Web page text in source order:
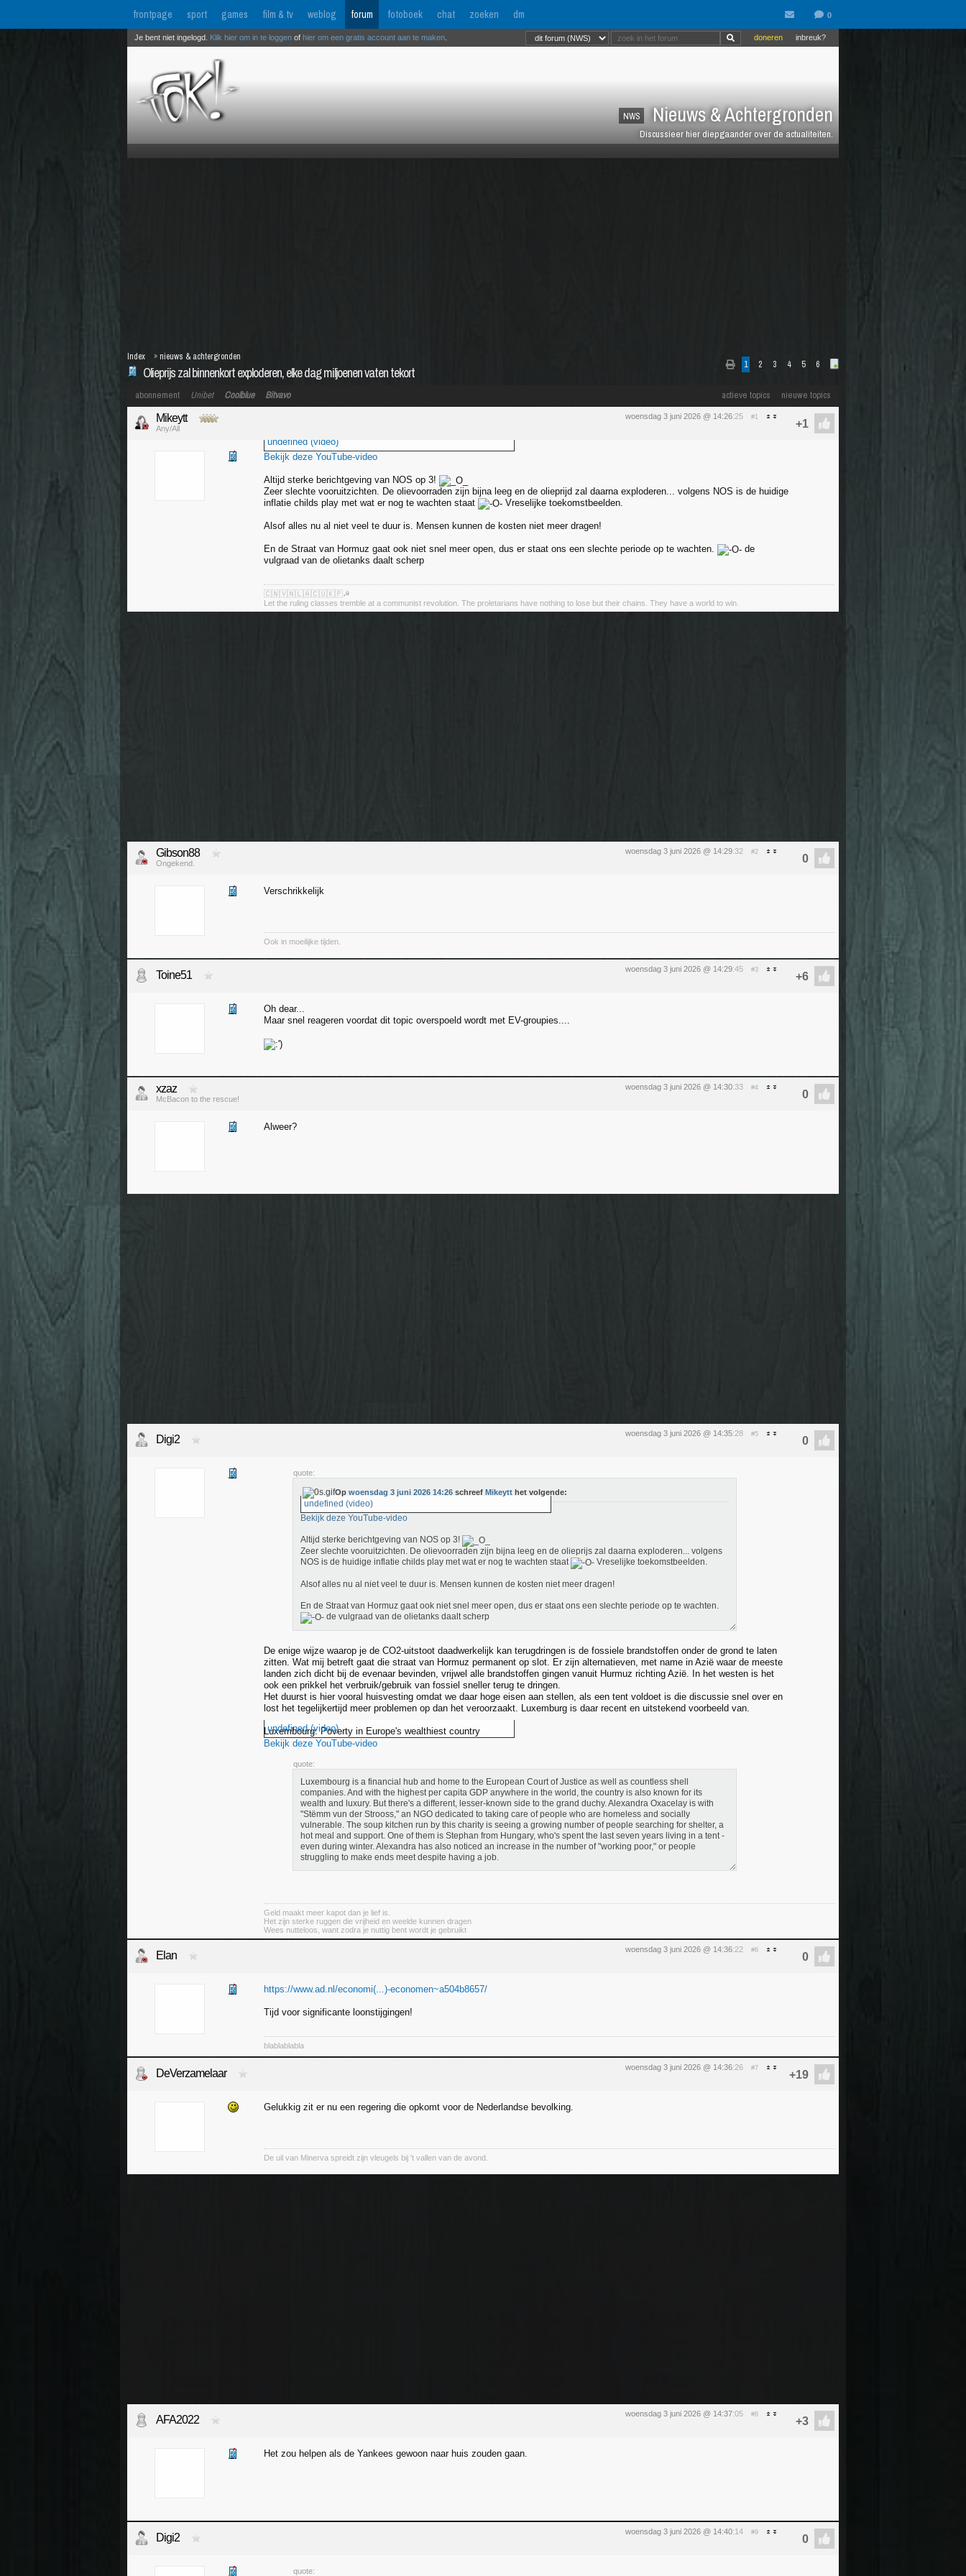
frontpage sport games film & tv weblog forum fotoboek chat zoeken dm
NWS Nieuws & Achtergronden
Discussieer hier diepgaander over de actualiteiten.
inbreuk?
doneren
Je bent niet ingelogd. Klik hier om in te loggen of hier om een gratis account aan te maken
1 2 3 4 5 6
Olieprijs zal binnenkort exploderen, elke dag miljoenen vaten tekort
Index » nieuws & achtergronden
actieve topics nieuwe topics
abonnement Unibet Coolblue Bitvavo
woensdag 3 juni 2026 @ 14:26:25 #1
Mikeytt
Any/All
undefined (video)
Bekijk deze YouTube-video
Altijd sterke berichtgeving van NOS op 3!
Zeer slechte vooruitzichten. De olievoorraden zijn bijna leeg en de olieprijd zal daarna exploderen... volgens NOS is de huidige
inflatie childs play met wat er nog te wachten staat
Vreselijke toekomstbeelden.
Alsof alles nu al niet veel te duur is. Mensen kunnen de kosten niet meer dragen!
En de Straat van Hormuz gaat ook niet snel meer open, dus er staat ons een slechte periode op te wachten.
de
vulgraad van de olietanks daalt scherp
🇨🇳🇻🇳🇱🇦🇨🇺🇰🇵☭
Let the ruling classes tremble at a communist revolution. The proletarians have nothing to lose but their chains. They have a world to win.
woensdag 3 juni 2026 @ 14:29:32 #2
Gibson88
Ongekend.
Verschrikkelijk
Ook in moeilijke tijden.
woensdag 3 juni 2026 @ 14:29:45 #3
Toine51
Oh dear...
Maar snel reageren voordat dit topic overspoeld wordt met EV-groupies....
woensdag 3 juni 2026 @ 14:30:33 #4
xzaz
McBacon to the rescue!
Alweer?
woensdag 3 juni 2026 @ 14:35:28 #5
Digi2
quote:
Op woensdag 3 juni 2026 14:26 schreef Mikeytt het volgende:
undefined (video)
Bekijk deze YouTube-video
Altijd sterke berichtgeving van NOS op 3!
Zeer slechte vooruitzichten. De olievoorraden zijn bijna leeg en de olieprijs zal daarna exploderen... volgens
NOS is de huidige inflatie childs play met wat er nog te wachten staat
Vreselijke toekomstbeelden.
Alsof alles nu al niet veel te duur is. Mensen kunnen de kosten niet meer dragen!
En de Straat van Hormuz gaat ook niet snel meer open, dus er staat ons een slechte periode op te wachten.
de vulgraad van de olietanks daalt scherp
De enige wijze waarop je de CO2-uitstoot daadwerkelijk kan terugdringen is de fossiele brandstoffen onder de grond te laten
zitten. Wat mij betreft gaat die straat van Hormuz permanent op slot. Er zijn alternatieven, met name in Azië waar de meeste
landen zich dicht bij de evenaar bevinden, vrijwel alle brandstoffen gingen vanuit Hurmuz richting Azië. In het westen is het
ook een prikkel het verbruik/gebruik van fossiel sneller terug te dringen.
Het duurst is hier vooral huisvesting omdat we daar hoge eisen aan stellen, als een tent voldoet is die discussie snel over en
lost het tegelijkertijd meer problemen op dan het veroorzaakt. Luxemburg is daar recent en uitstekend voorbeeld van.
Luxembourg: Poverty in Europe's wealthiest country
undefined (video)
Bekijk deze YouTube-video
quote:
Luxembourg is a financial hub and home to the European Court of Justice as well as countless shell
companies. And with the highest per capita GDP anywhere in the world, the country is also known for its
wealth and luxury. But there's a different, lesser-known side to the grand duchy. Alexandra Oxacelay is with
"Stëmm vun der Strooss," an NGO dedicated to taking care of people who are homeless and socially
vulnerable. The soup kitchen run by this charity is seeing a growing number of people searching for shelter, a
hot meal and support. One of them is Stephan from Hungary, who's spent the last seven years living in a tent -
even during winter. Alexandra has also noticed an increase in the number of "working poor," or people
struggling to make ends meet despite having a job.
Geld maakt meer kapot dan je lief is.
Het zijn sterke ruggen die vrijheid en weelde kunnen dragen
Wees nutteloos, want zodra je nuttig bent wordt je gebruikt
woensdag 3 juni 2026 @ 14:36:22 #6
Elan
https://www.ad.nl/economi(...)-economen~a504b8657/
Tijd voor significante loonstijgingen!
blablablabla
woensdag 3 juni 2026 @ 14:36:26 #7
DeVerzamelaar
Gelukkig zit er nu een regering die opkomt voor de Nederlandse bevolking.
De uil van Minerva spreidt zijn vleugels bij 't vallen van de avond.
woensdag 3 juni 2026 @ 14:37:05 #8
AFA2022
Het zou helpen als de Yankees gewoon naar huis zouden gaan.
woensdag 3 juni 2026 @ 14:40:14 #9
Digi2
quote: